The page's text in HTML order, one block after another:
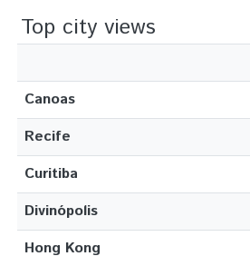
Top city views
Canoas
Recife
Curitiba
Divinópolis
Hong Kong